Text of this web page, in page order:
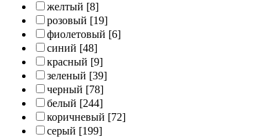
желтый [8]
розовый [19]
фиолетовый [6]
синий [48]
красный [9]
зеленый [39]
черный [78]
белый [244]
коричневый [72]
серый [199]